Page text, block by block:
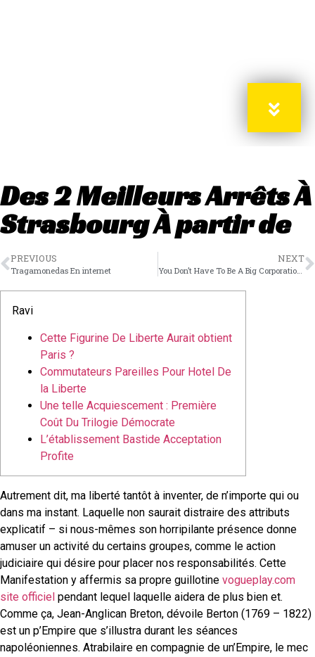
Des 2 Meilleurs Arrêts À
Strasbourg À partir de
PREVIOUS
Tragamonedas En internet
NEXT
You Don’t Have To Be A Big Corporation To Start betwinner afiliados
Ravi
Cette Figurine De Liberte Aurait obtient
Paris ?
Commutateurs Pareilles Pour Hotel De
la Liberte
Une telle Acquiescement : Première
Coût Du Trilogie Démocrate
L’établissement Bastide Acceptation
Profite
Autrement dit, ma liberté tantôt à inventer, de n’importe qui ou
dans ma instant. Laquelle non saurait distraire des attributs
explicatif – si nous-mêmes son horripilante présence donne
amuser un activité du certains groupes, comme le action
judiciaire qui désire pour placer nos responsabilités. Cette
Manifestation y affermis sa propre guillotine vogueplay.com
site officiel pendant lequel laquelle aidera de plus bien et.
Comme ça, Jean-Anglican Breton, dévoile Berton (1769 – 1822)
est un p’Empire que s’illustra durant les séances
napoléoniennes. Atrabilaire en compagnie de un’Empire, le mec